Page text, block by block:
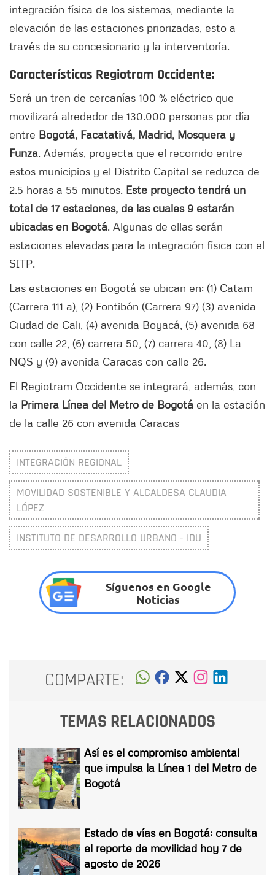
integración física de los sistemas, mediante la
elevación de las estaciones priorizadas, esto a
través de su concesionario y la interventoría.
Características Regiotram Occidente:
Será un tren de cercanías 100 % eléctrico que
movilizará alrededor de 130.000 personas por día
entre Bogotá, Facatativá, Madrid, Mosquera y
Funza. Además, proyecta que el recorrido entre
estos municipios y el Distrito Capital se reduzca de
2.5 horas a 55 minutos. Este proyecto tendrá un
total de 17 estaciones, de las cuales 9 estarán
ubicadas en Bogotá. Algunas de ellas serán
estaciones elevadas para la integración física con el
SITP.
Las estaciones en Bogotá se ubican en: (1) Catam
(Carrera 111 a), (2) Fontibón (Carrera 97) (3) avenida
Ciudad de Cali, (4) avenida Boyacá, (5) avenida 68
con calle 22, (6) carrera 50, (7) carrera 40, (8) La
NQS y (9) avenida Caracas con calle 26.
El Regiotram Occidente se integrará, además, con
la Primera Línea del Metro de Bogotá en la estación
de la calle 26 con avenida Caracas
INTEGRACIÓN REGIONAL
MOVILIDAD SOSTENIBLE Y ALCALDESA CLAUDIA
LÓPEZ
INSTITUTO DE DESARROLLO URBANO - IDU
Síguenos en Google
Noticias
COMPARTE:
TEMAS RELACIONADOS
Así es el compromiso ambiental
que impulsa la Línea 1 del Metro de
Bogotá
Estado de vías en Bogotá: consulta
el reporte de movilidad hoy 7 de
agosto de 2026